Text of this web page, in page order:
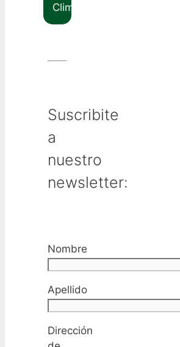
Clima
Suscribite
a
nuestro
newsletter:
Nombre
Apellido
Dirección